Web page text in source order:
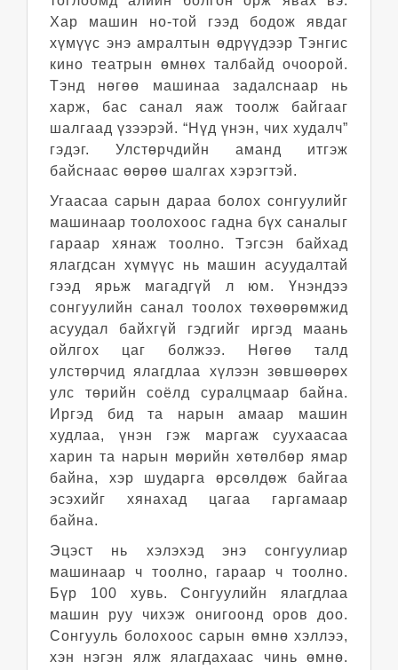
Хар машин но-той гээд бодож явдаг
хүмүүс энэ амралтын өдрүүдээр Тэнгис
кино театрын өмнөх талбайд очоорой.
Тэнд нөгөө машинаа задалснаар нь
харж, бас санал яаж тоолж байгааг
шалгаад үзээрэй. “Нүд үнэн, чих худалч”
гэдэг. Улстөрчдийн аманд итгэж
байснаас өөрөө шалгах хэрэгтэй.
Угаасаа сарын дараа болох сонгуулийг
машинаар тоолохоос гадна бүх саналыг
гараар хянаж тоолно. Тэгсэн байхад
ялагдсан хүмүүс нь машин асуудалтай
гээд ярьж магадгүй л юм. Үнэндээ
сонгуулийн санал тоолох төхөөрөмжид
асуудал байхгүй гэдгийг иргэд маань
ойлгох цаг болжээ. Нөгөө талд
улстөрчид ялагдлаа хүлээн зөвшөөрөх
улс төрийн соёлд суралцмаар байна.
Иргэд бид та нарын амаар машин
худлаа, үнэн гэж маргаж суухаасаа
харин та нарын мөрийн хөтөлбөр ямар
байна, хэр шударга өрсөлдөж байгаа
эсэхийг хянахад цагаа гаргамаар
байна.
Эцэст нь хэлэхэд энэ сонгуулиар
машинаар ч тоолно, гараар ч тоолно.
Бүр 100 хувь. Сонгуулийн ялагдлаа
машин руу чихэж онигоонд оров доо.
Сонгууль болохоос сарын өмнө хэллээ,
хэн нэгэн ялж ялагдахаас чинь өмнө.